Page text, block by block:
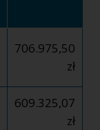
706.975,50
zł
609.325,07
zł